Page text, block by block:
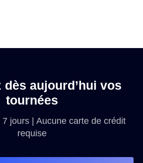
dès aujourd’hui vos
tournées
jours | Aucune carte de crédit
requise